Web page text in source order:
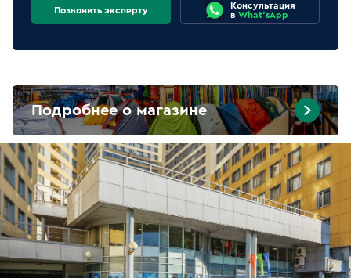
Позвонить эксперту
Консультация
в What'sApp
Подробнее о магазине